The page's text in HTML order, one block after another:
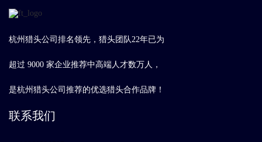
杭州猎头公司排名领先，猎头团队22年已为
超过 9000 家企业推荐中高端人才数万人，
是杭州猎头公司推荐的优选猎头合作品牌！
联系我们